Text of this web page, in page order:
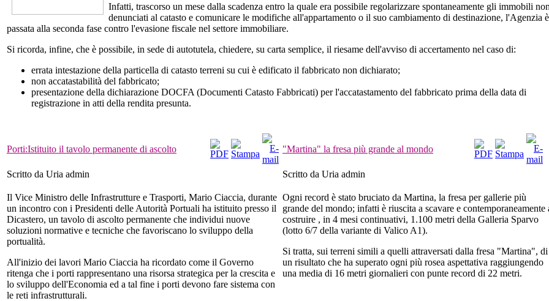
Infatti, trascorso un mese dalla scadenza entro la quale era possibile regolarizzare spontaneamente gli immobili
denunciati al catasto e comunicare le modifiche all'appartamento o il suo cambiamento di destinazione, l'Agenzia è
passata alla seconda fase contro l'evasione fiscale nel settore immobiliare.
Si ricorda, infine, che è possibile, in sede di autotutela, chiedere, su carta semplice, il riesame dell'avviso di accertamento nel caso di:
errata intestazione della particella di catasto terreni su cui è edificato il fabbricato non dichiarato;
non accatastabilità del fabbricato;
presentazione della dichiarazione DOCFA (Documenti Catasto Fabbricati) per l'accatastamento del fabbricato prima della data di
registrazione in atti della rendita presunta.
Porti:Istituito il tavolo permanente di ascolto
Scritto da Uria admin
Il Vice Ministro delle Infrastrutture e Trasporti, Mario Ciaccia, durante
un incontro con i Presidenti delle Autorità Portuali ha istituito presso il
Dicastero, un tavolo di ascolto permanente che individui nuove
soluzioni normative e tecniche che favoriscano lo sviluppo della
portualità.
All'inizio dei lavori Mario Ciaccia ha ricordato come il Governo
ritenga che i porti rappresentano una risorsa strategica per la crescita e
lo sviluppo dell'Economia ed a tal fine i porti devono fare sistema con
le reti infrastrutturali.
"Martina" la fresa più grande al mondo
Scritto da Uria admin
Ogni record è stato bruciato da Martina, la fresa per gallerie più
grande del mondo; infatti è riuscita a scavare e contemporaneamente
costruire , in 4 mesi continuativi, 1.100 metri della Galleria Sparvo
(lotto 6/7 della variante di Valico A1).
Si tratta, sui terreni simili a quelli attraversati dalla fresa "Martina", di
un risultato che ha superato ogni più rosea aspettativa raggiungendo
una media di 16 metri giornalieri con punte record di 22 metri.